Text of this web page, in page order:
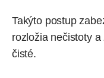
Takýto postup
rozložia nečistoty
čisté.